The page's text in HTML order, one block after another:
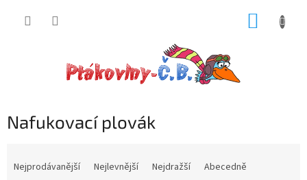
Nafukovací plovák
Nejprodávanější Nejlevnější Nejdražší Abecedně